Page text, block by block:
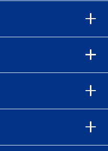
言実行の予選突破「そろそろ
弥だが「叩き変える可能性も
利は「チルトを跳ねる可能性